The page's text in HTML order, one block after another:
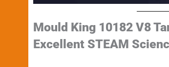
Mould King 10182 V8
Excellent STEAM